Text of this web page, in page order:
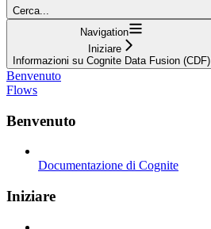
Cerca...
Navigation
Iniziare
Informazioni su Cognite Data Fusion (CDF)
Benvenuto
Flows
Benvenuto
Documentazione di Cognite
Iniziare